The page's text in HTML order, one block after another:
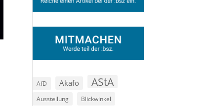
AfD Akafö AStA
Ausstellung Blickwinkel